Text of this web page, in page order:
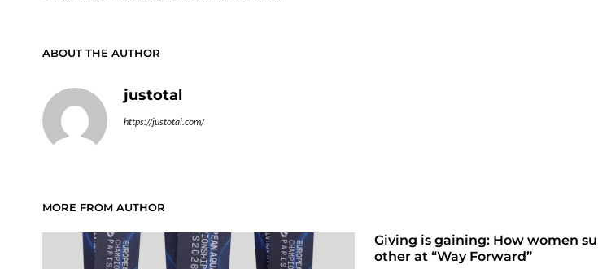
ABOUT THE AUTHOR
justotal
https://justotal.com/
MORE FROM AUTHOR
Giving is gaining: How women
other at “Way Forward”